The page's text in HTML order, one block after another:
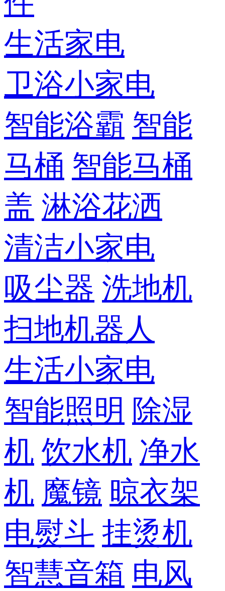
生活家电
卫浴小家电
智能浴霸 智能
马桶 智能马桶
盖 淋浴花洒
清洁小家电
吸尘器 洗地机
扫地机器人
生活小家电
智能照明 除湿
机 饮水机 净水
机 魔镜 晾衣架
电熨斗 挂烫机
智慧音箱 电风